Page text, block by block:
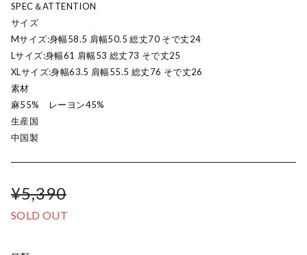
SPEC＆ATTENTION
サイズ
Mサイズ:身幅58.5 肩幅50.5 総丈70 そで丈24
Lサイズ:身幅61 肩幅53 総丈73 そで丈25
XLサイズ:身幅63.5 肩幅55.5 総丈76 そで丈26
素材
麻55% レーヨン45%
生産国
中国製
¥5,390
SOLD OUT